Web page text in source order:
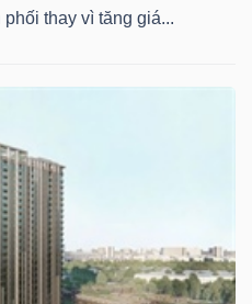
thay vì tăng giá...
Người liên quan Cổ đông lớn